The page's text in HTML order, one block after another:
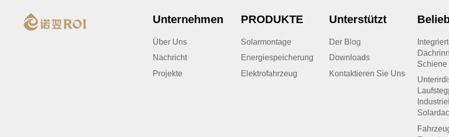
Unternehmen
Über Uns
Nachricht
Projekte
PRODUKTE
Solarmontage
Energiespeicherung
Elektrofahrzeug
Unterstützt
Der Blog
Downloads
Kontaktieren Sie Uns
Schiene